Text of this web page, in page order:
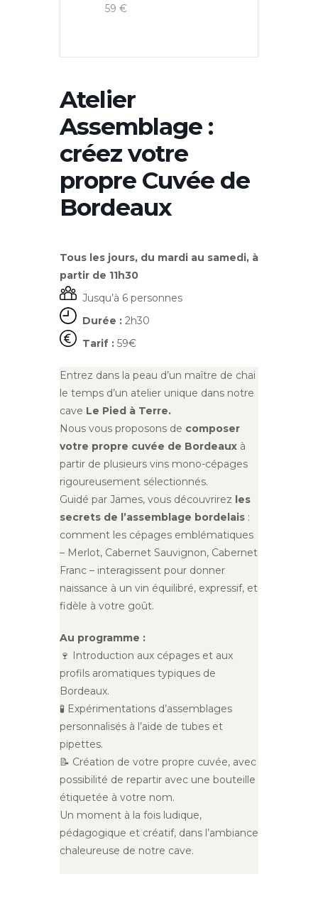
59 €
Atelier
Assemblage :
créez votre
propre Cuvée de
Bordeaux
Tous les jours, du mardi au samedi, à
partir de 11h30
Jusqu’à 6 personnes
Durée : 2h30
Tarif : 59€
Entrez dans la peau d’un maître de chai
le temps d’un atelier unique dans notre
cave Le Pied à Terre.
Nous vous proposons de composer
votre propre cuvée de Bordeaux à
partir de plusieurs vins mono-cépages
rigoureusement sélectionnés.
Guidé par James, vous découvrirez les
secrets de l’assemblage bordelais :
comment les cépages emblématiques
– Merlot, Cabernet Sauvignon, Cabernet
Franc – interagissent pour donner
naissance à un vin équilibré, expressif, et
fidèle à votre goût.
Au programme :
🍷 Introduction aux cépages et aux
profils aromatiques typiques de
Bordeaux.
🧪 Expérimentations d’assemblages
personnalisés à l’aide de tubes et
pipettes.
📝 Création de votre propre cuvée, avec
possibilité de repartir avec une bouteille
étiquetée à votre nom.
Un moment à la fois ludique,
pédagogique et créatif, dans l’ambiance
chaleureuse de notre cave.